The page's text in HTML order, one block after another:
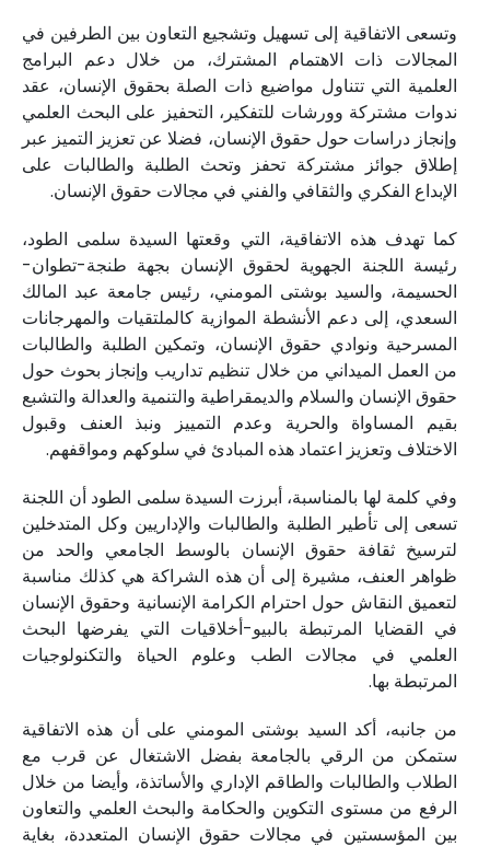
وتسعى الاتفاقية إلى تسهيل وتشجيع التعاون بين الطرفين في
المجالات ذات الاهتمام المشترك، من خلال دعم البرامج
العلمية التي تتناول مواضيع ذات الصلة بحقوق الإنسان، عقد
ندوات مشتركة وورشات للتفكير، التحفيز على البحث العلمي
وإنجاز دراسات حول حقوق الإنسان، فضلا عن تعزيز التميز عبر
إطلاق جوائز مشتركة تحفز وتحث الطلبة والطالبات على
الإبداع الفكري والثقافي والفني في مجالات حقوق الإنسان.
كما تهدف هذه الاتفاقية، التي وقعتها السيدة سلمى الطود،
رئيسة اللجنة الجهوية لحقوق الإنسان بجهة طنجة-تطوان-
الحسيمة، والسيد بوشتى المومني، رئيس جامعة عبد المالك
السعدي، إلى دعم الأنشطة الموازية كالملتقيات والمهرجانات
المسرحية ونوادي حقوق الإنسان، وتمكين الطلبة والطالبات
من العمل الميداني من خلال تنظيم تداريب وإنجاز بحوث حول
حقوق الإنسان والسلام والديمقراطية والتنمية والعدالة والتشبع
بقيم المساواة والحرية وعدم التمييز ونبذ العنف وقبول
الاختلاف وتعزيز اعتماد هذه المبادئ في سلوكهم ومواقفهم.
وفي كلمة لها بالمناسبة، أبرزت السيدة سلمى الطود أن اللجنة
تسعى إلى تأطير الطلبة والطالبات والإداريين وكل المتدخلين
لترسيخ ثقافة حقوق الإنسان بالوسط الجامعي والحد من
ظواهر العنف، مشيرة إلى أن هذه الشراكة هي كذلك مناسبة
لتعميق النقاش حول احترام الكرامة الإنسانية وحقوق الإنسان
في القضايا المرتبطة بالبيو-أخلاقيات التي يفرضها البحث
العلمي في مجالات الطب وعلوم الحياة والتكنولوجيات
المرتبطة بها.
من جانبه، أكد السيد بوشتى المومني على أن هذه الاتفاقية
ستمكن من الرقي بالجامعة بفضل الاشتغال عن قرب مع
الطلاب والطالبات والطاقم الإداري والأساتذة، وأيضا من خلال
الرفع من مستوى التكوين والحكامة والبحث العلمي والتعاون
بين المؤسستين في مجالات حقوق الإنسان المتعددة، بغاية